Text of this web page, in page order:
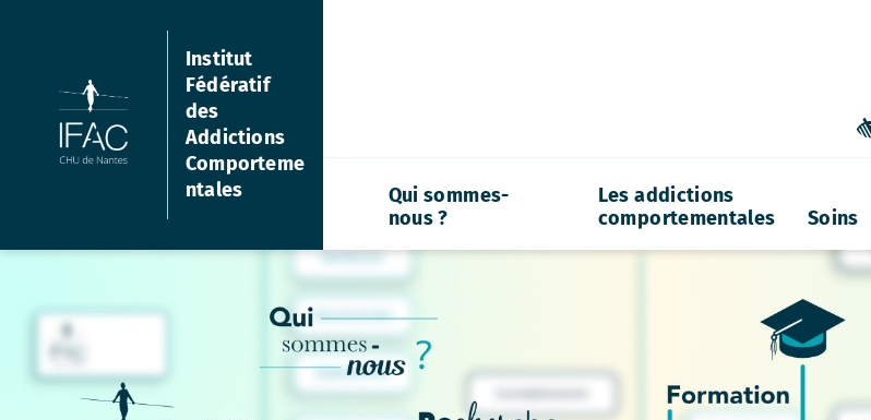
Institut
Fédératif
des
Addictions
Comporteme
ntales
Qui sommes-
nous ?
Les addictions
comportementales
Soins